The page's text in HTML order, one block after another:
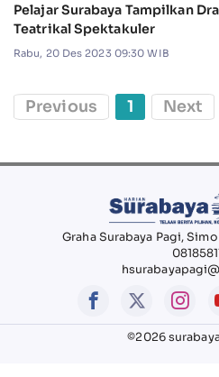
Pelajar Surabaya Tampilkan
Teatrikal Spektakuler
Rabu, 20 Des 2023 09:30 WIB
Previous 1 Next
Graha Surabaya Pagi,
©2026